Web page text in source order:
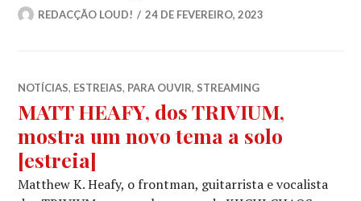
REDACÇÃO LOUD! 24 DE FEVEREIRO, 2023
NOTÍCIAS, ESTREIAS, PARA OUVIR, STREAMING
MATT HEAFY, dos TRIVIUM,
mostra um novo tema a solo
[estreia]
Matthew K. Heafy, o frontman, guitarrista e vocalista